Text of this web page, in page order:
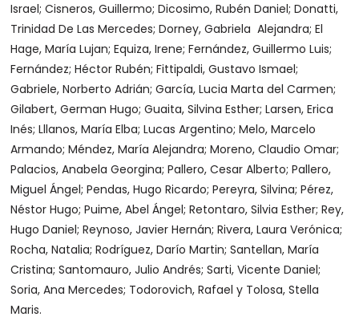
Israel; Cisneros, Guillermo; Dicosimo, Rubén Daniel; Donatti,
Trinidad De Las Mercedes; Dorney, Gabriela Alejandra; El
Hage, María Lujan; Equiza, Irene; Fernández, Guillermo Luis;
Fernández; Héctor Rubén; Fittipaldi, Gustavo Ismael;
Gabriele, Norberto Adrián; García, Lucia Marta del Carmen;
Gilabert, German Hugo; Guaita, Silvina Esther; Larsen, Erica
Inés; Lllanos, María Elba; Lucas Argentino; Melo, Marcelo
Armando; Méndez, María Alejandra; Moreno, Claudio Omar;
Palacios, Anabela Georgina; Pallero, Cesar Alberto; Pallero,
Miguel Ángel; Pendas, Hugo Ricardo; Pereyra, Silvina; Pérez,
Néstor Hugo; Puime, Abel Ángel; Retontaro, Silvia Esther; Rey,
Hugo Daniel; Reynoso, Javier Hernán; Rivera, Laura Verónica;
Rocha, Natalia; Rodríguez, Darío Martin; Santellan, María
Cristina; Santomauro, Julio Andrés; Sarti, Vicente Daniel;
Soria, Ana Mercedes; Todorovich, Rafael y Tolosa, Stella
Maris.